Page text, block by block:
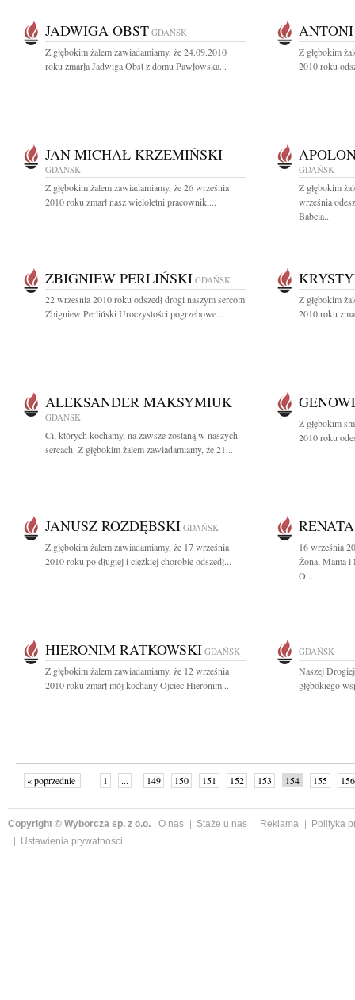
JADWIGA OBST GDAŃSK
Z głębokim żalem zawiadamiamy, że 24.09.2010
roku zmarła Jadwiga Obst z domu Pawłowska...
Z głębokim
2010 roku
JAN MICHAŁ KRZEMIŃSKI
GDAŃSK
Z głębokim żalem zawiadamiamy, że 26 września
2010 roku zmarł nasz wieloletni pracownik,...
GDAŃSK
Z głębokim
września
Babcia...
ZBIGNIEW PERLIŃSKI GDAŃSK
22 września 2010 roku odszedł drogi naszym sercom
Zbigniew Perliński Uroczystości pogrzebowe...
Z głębokim
2010 roku
ALEKSANDER MAKSYMIUK
GDAŃSK
Ci, których kochamy, na zawsze zostaną w naszych
sercach. Z głębokim żalem zawiadamiamy, że 21...
Z głębokim
2010 roku
JANUSZ ROZDĘBSKI GDAŃSK
Z głębokim żalem zawiadamiamy, że 17 września
2010 roku po długiej i ciężkiej chorobie odszedł...
16 września
Żona, Mama i
O...
HIERONIM RATKOWSKI GDAŃSK
Z głębokim żalem zawiadamiamy, że 12 września
2010 roku zmarł mój kochany Ojciec Hieronim...
GDAŃSK
Naszej
głębokiego
« poprzednie 1 ... 149 150 151 152 153 154 155
156
Copyright © Wyborcza sp. z o.o. O nas Staże u nas Reklama
Polityka
Ustawienia prywatności